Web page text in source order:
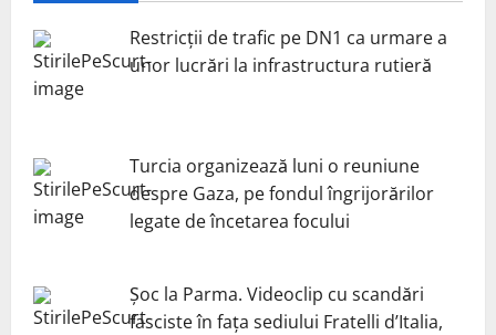
Restricții de trafic pe DN1 ca urmare a
unor lucrări la infrastructura rutieră
Turcia organizează luni o reuniune
despre Gaza, pe fondul îngrijorărilor
legate de încetarea focului
Șoc la Parma. Videoclip cu scandări
fasciste în fața sediului Fratelli d’Italia,